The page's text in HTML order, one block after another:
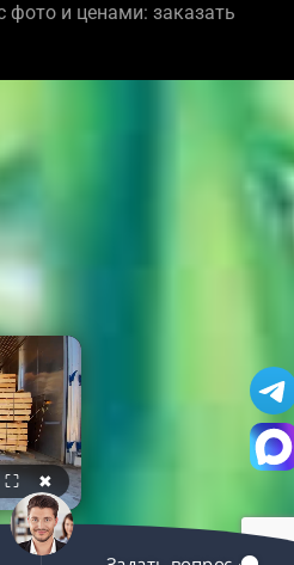
фото и ценами: заказать
⛶ ✖